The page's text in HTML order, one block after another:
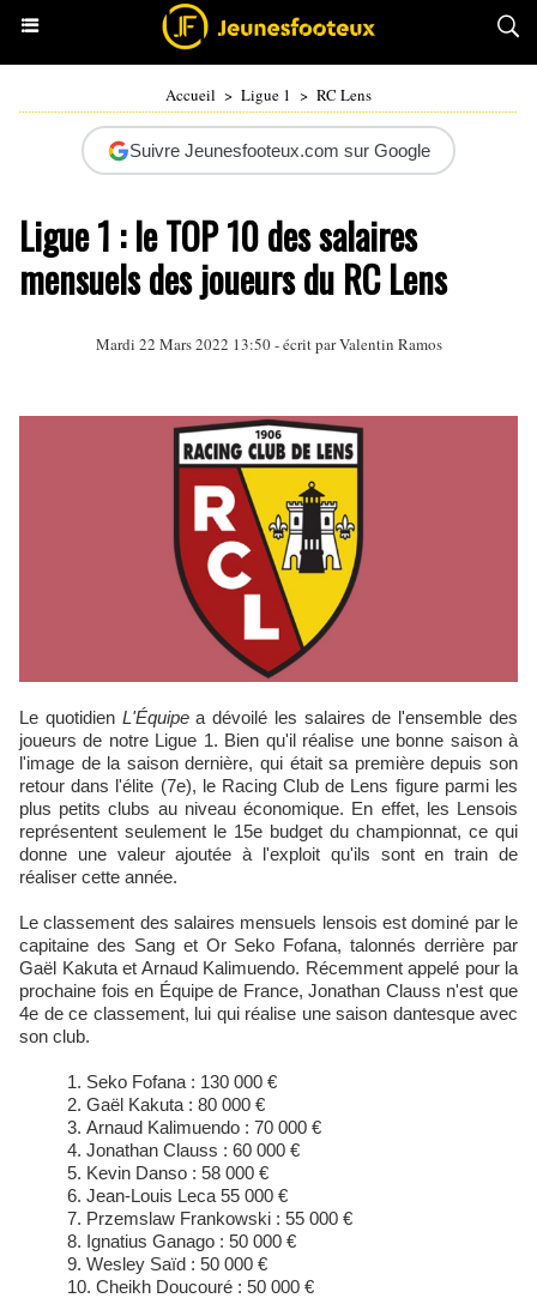
Accueil > Ligue 1 > RC Lens
Suivre Jeunesfooteux.com sur Google
Ligue 1 : le TOP 10 des salaires
mensuels des joueurs du RC Lens
Mardi 22 Mars 2022 13:50 - écrit parValentin Ramos
Le quotidien L'Équipea dévoilé les salaires de l'ensemble des
joueurs de notre Ligue 1. Bien qu'il réalise une bonne saison à
l'image de la saison dernière, qui était sa première depuis son
retour dans l'élite (7e), le Racing Club de Lens figure parmi les
plus petits clubs au niveau économique. En effet, les Lensois
représentent seulement le 15e budget du championnat, ce qui
donne une valeur ajoutée à l'exploit qu'ils sont en train de
réaliser cette année.
Le classement des salaires mensuels lensois est dominé par le
capitaine des Sang et Or Seko Fofana, talonnés derrière par
Gaël Kakuta et Arnaud Kalimuendo. Récemment appelé pour la
prochaine fois en Équipe de France, Jonathan Clauss n'est que
4e de ce classement, lui qui réalise une saison dantesque avec
son club.
​Seko Fofana : 130 000 €
Gaël Kakuta : 80 000 €
Arnaud Kalimuendo : 70 000 €
Jonathan Clauss : 60 000 €
Kevin Danso : 58 000 €
Jean-Louis Leca 55 000 €
Przemslaw Frankowski : 55 000 €
Ignatius Ganago : 50 000 €
Wesley Saïd : 50 000 €
Cheikh Doucouré : 50 000 €